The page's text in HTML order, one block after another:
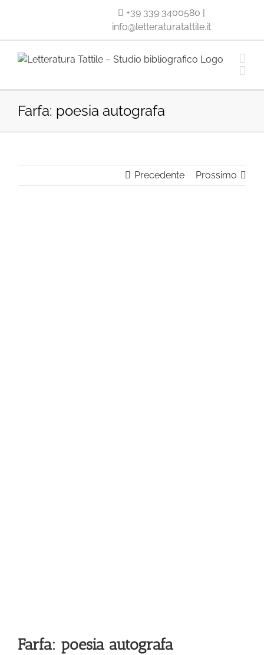
+39 339 3400580 |
info@letteraturatattile.it
Farfa: poesia autografa
Precedente Prossimo
Farfa: poesia autografa